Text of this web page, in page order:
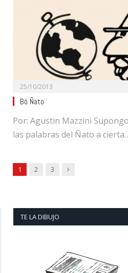
25/10/2013
Bó Ñato
Por: Agustin Mazzini
las palabras del Ñato a
1 2 3 Next
TE LA DIBUJO